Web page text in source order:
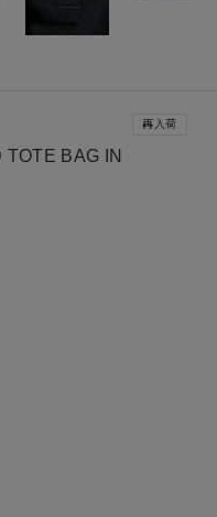
TOTE BAG IN
再入荷